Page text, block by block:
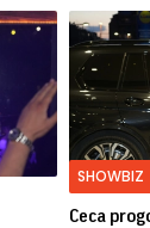
SHOWBIZ
Ceca